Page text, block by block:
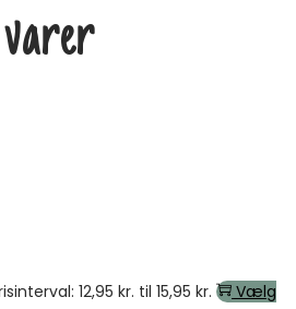
12,95 kr. til 15,95 kr.
Vælg